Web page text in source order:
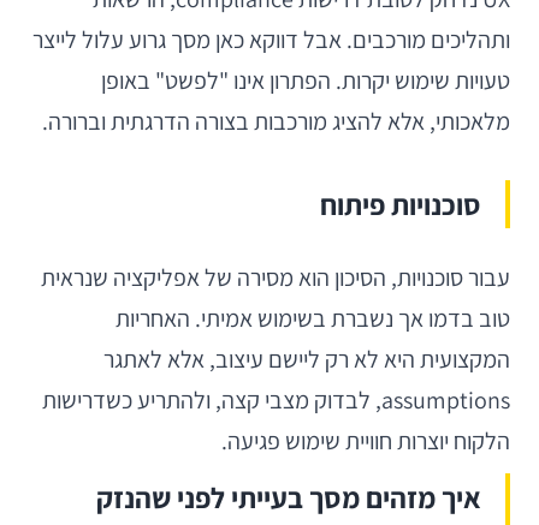
ותהליכים מורכבים. אבל דווקא כאן מסך גרוע עלול לייצר
טעויות שימוש יקרות. הפתרון אינו "לפשט" באופן
מלאכותי, אלא להציג מורכבות בצורה הדרגתית וברורה.
סוכנויות פיתוח
עבור סוכנויות, הסיכון הוא מסירה של אפליקציה שנראית
טוב בדמו אך נשברת בשימוש אמיתי. האחריות
המקצועית היא לא רק ליישם עיצוב, אלא לאתגר
assumptions, לבדוק מצבי קצה, ולהתריע כשדרישות
הלקוח יוצרות חוויית שימוש פגיעה.
איך מזהים מסך בעייתי לפני שהנזק